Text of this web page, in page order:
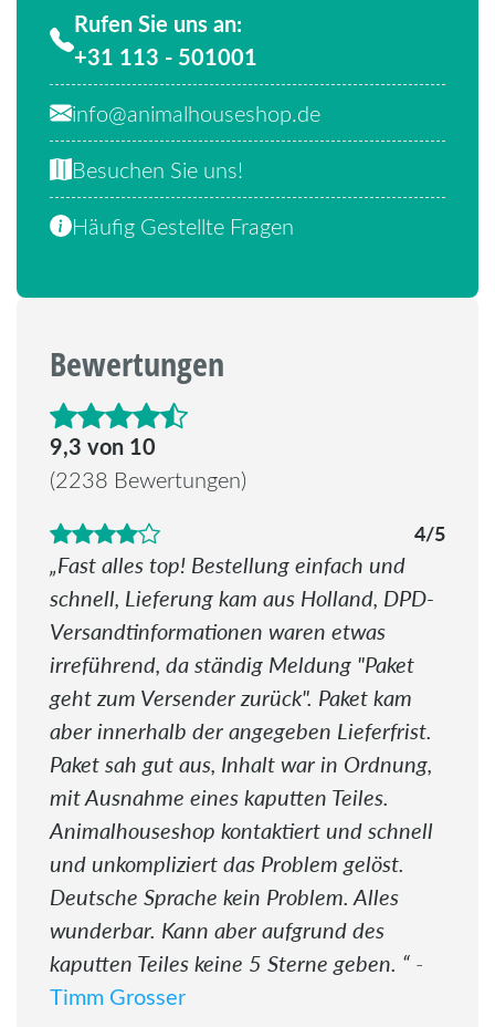
Rufen Sie uns an:
+31 113 - 501001
info@animalhouseshop.de
Besuchen Sie uns!
Häufig Gestellte Fragen
Bewertungen
4.6 von 5 Sternen
9,3 von 10
(2238 Bewertungen)
4/5
Fast alles top! Bestellung einfach und
schnell, Lieferung kam aus Holland, DPD-
Versandtinformationen waren etwas
irreführend, da ständig Meldung "Paket
geht zum Versender zurück". Paket kam
aber innerhalb der angegeben Lieferfrist.
Paket sah gut aus, Inhalt war in Ordnung,
mit Ausnahme eines kaputten Teiles.
Animalhouseshop kontaktiert und schnell
und unkompliziert das Problem gelöst.
Deutsche Sprache kein Problem. Alles
wunderbar. Kann aber aufgrund des
kaputten Teiles keine 5 Sterne geben.
-
Timm Grosser